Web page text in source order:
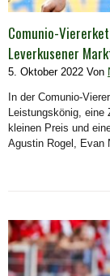
Comunio-
Leverkusener
5. Oktober 2022 Von
In der Comunio-
Leistungskönig,
kleinen Preis und
Agustin Rogel, Evan